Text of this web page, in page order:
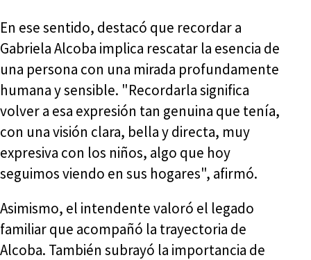
En ese sentido, destacó que recordar a
Gabriela Alcoba implica rescatar la esencia de
una persona con una mirada profundamente
humana y sensible. "Recordarla significa
volver a esa expresión tan genuina que tenía,
con una visión clara, bella y directa, muy
expresiva con los niños, algo que hoy
seguimos viendo en sus hogares", afirmó.
Asimismo, el intendente valoró el legado
familiar que acompañó la trayectoria de
Alcoba. También subrayó la importancia de